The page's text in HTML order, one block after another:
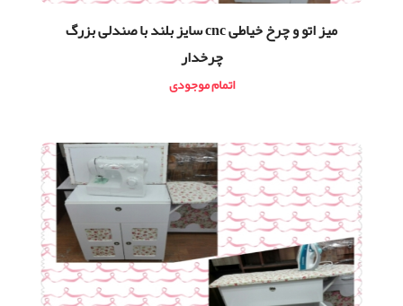
میز اتو و چرخ خیاطی cnc سایز بلند با صندلی بزرگ
چرخدار
اتمام موجودی